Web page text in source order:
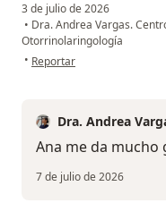
3 de julio de 2026
• Dra. Andrea Vargas.
Otorrinolaringología
• en opinión del usuario Ana C
Reportar
Dra. Andrea
Ana me da mucho
7 de julio de 2026